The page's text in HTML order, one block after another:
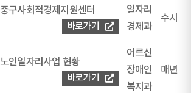
중구사회적경제지원센터
바로가기
일자리
경제과
수시
노인일자리사업 현황
바로가기
어르신
장애인
복지과
매년